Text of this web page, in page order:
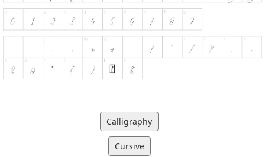
Calligraphy
Cursive